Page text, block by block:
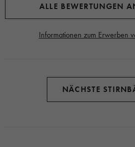
ALLE BEWERTUNGEN
Informationen zum Erwerben
NÄCHSTE